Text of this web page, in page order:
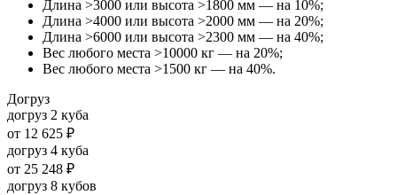
Длина >3000 или высота >1800 мм — на 10%;
Длина >4000 или высота >2000 мм — на 20%;
Длина >6000 или высота >2300 мм — на 40%;
Вес любого места >10000 кг — на 20%;
Вес любого места >1500 кг — на 40%.
Догруз
догруз 2 куба
от 12 625 ₽
догруз 4 куба
от 25 248 ₽
догруз 8 кубов